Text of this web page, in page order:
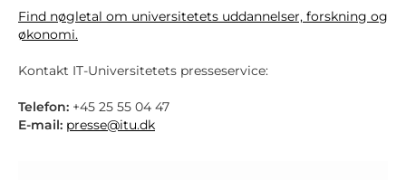
Find nøgletal om universitetets uddannelser, forskning og
økonomi.
Kontakt IT-Universitetets presseservice:
Telefon: +45 25 55 04 47
E-mail: presse@itu.dk